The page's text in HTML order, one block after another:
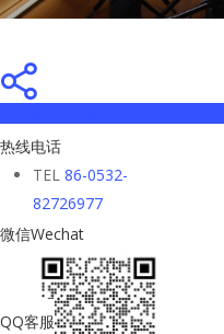
热线电话
TEL 86-0532-
82726977
微信Wechat
QQ客服